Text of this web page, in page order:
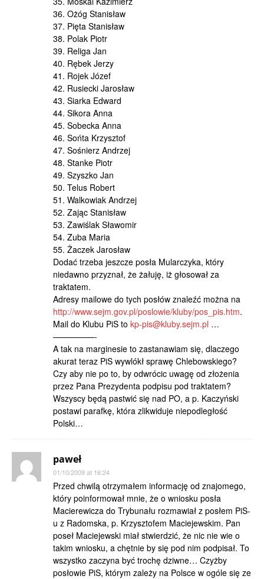
36. Ożóg Stanisław
37. Pięta Stanisław
38. Polak Piotr
39. Religa Jan
40. Rębek Jerzy
41. Rojek Józef
42. Rusiecki Jarosław
43. Siarka Edward
44. Sikora Anna
45. Sobecka Anna
46. Sońta Krzysztof
47. Sośnierz Andrzej
48. Stanke Piotr
49. Szyszko Jan
50. Telus Robert
51. Walkowiak Andrzej
52. Zając Stanisław
53. Zawiślak Sławomir
54. Zuba Maria
55. Żaczek Jarosław
Dodać trzeba jeszcze posła Mularczyka, który
niedawno przyznał, że żałuję, iż głosował za
traktatem.
Adresy mailowe do tych posłów znaleźć można na
http://www.sejm.gov.pl/poslowie/kluby/pos_pis.htm.
Mail do Klubu PiS to kp-pis@kluby.sejm.pl …
—————-
A tak na marginesie to zastanawiam się, dlaczego
akurat teraz PiS wywlókł sprawę Chlebowskiego?
Czy aby nie po to, by odwrócic uwagę od złożenia
przez Pana Prezydenta podpisu pod traktatem?
Wszyscy będą pastwić się nad PO, a p. Kaczyński
postawi parafkę, która zlikwiduje niepodległość
Polski…
paweł
01/10/2009 at 16:24
Przed chwilą otrzymałem informację od znajomego,
który poinformował mnie, że o wniosku posła
Macierewicza do Trybunału rozmawiał z posłem PiS-
u z Radomska, p. Krzysztofem Maciejewskim. Pan
poseł Maciejewski miał stwierdzić, że nic nie wie o
takim wniosku, a chętnie by się pod nim podpisał. To
wszystko zaczyna być trochę dziwne… Czyżby
posłowie PiS, którym zależy na Polsce w ogóle się ze